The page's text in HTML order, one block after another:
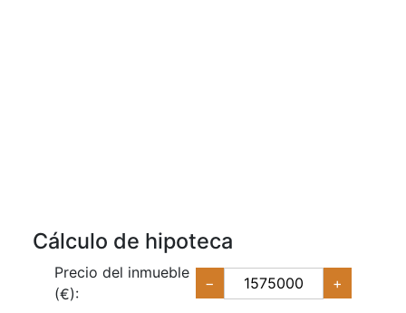
Cálculo de hipoteca
Precio del inmueble
(€):
− +